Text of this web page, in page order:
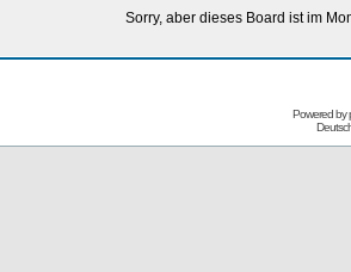
Sorry, aber dieses Board ist im
Powered by